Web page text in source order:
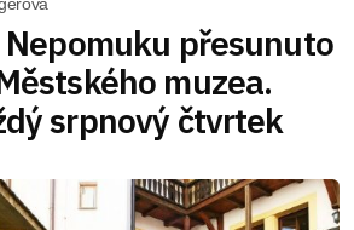
přesunuto
muzea.
srpnový čtvrtek